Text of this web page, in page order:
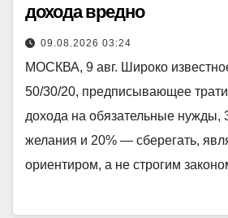
дохода вредно
09.08.2026 03:24
МОСКВА, 9 авг. Широко
50/30/20, предписывающее
дохода на обязательные нужды,
желания и 20% — сберегать,
ориентиром, а не строгим